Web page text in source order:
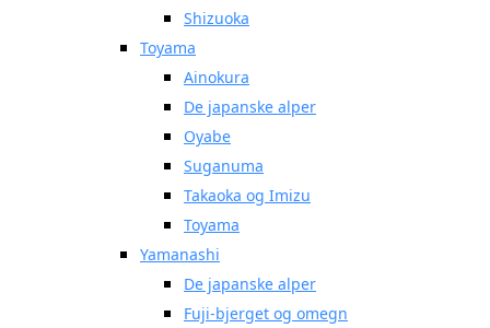
Shizuoka
Toyama
Ainokura
De japanske alper
Oyabe
Suganuma
Takaoka og Imizu
Toyama
Yamanashi
De japanske alper
Fuji-bjerget og omegn